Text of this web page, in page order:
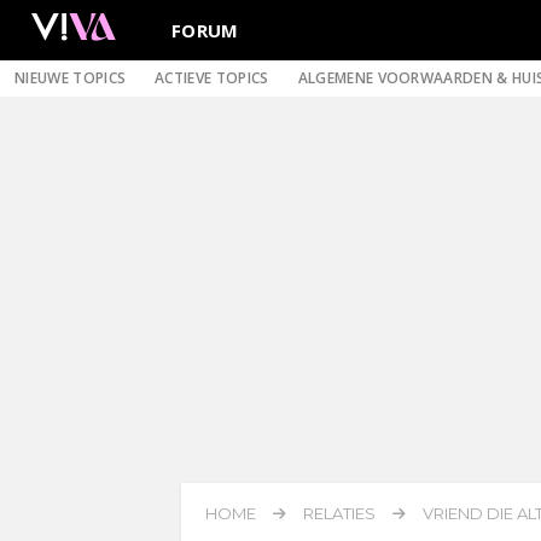
FORUM
NIEUWE TOPICS ACTIEVE TOPICS ALGEMENE VOORWAARDEN &
HOME RELATIES VRIEND DIE